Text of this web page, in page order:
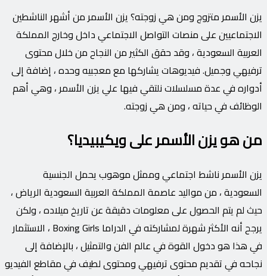
يزن الأسمر متزوج ومن هي زوجته؟ يزن الأسمر من أشهر الناشطين
الاجتماعيين على منصات التواصل الاجتماعي داخل وخارج المملكة
العربية السعودية ، وقد حقق الكثير من النجاح من خلال محتوى
ترفيهي وجميل. فيديوهات يشاركها مع معجبيه وحده ، إضافة إلى
أدواره في عدة مسلسلات نلتقي فيها علي يزن الأسمر ، وهي أهم
الوظائف في حياته ، ومن هي زوجته.
من هو يزن الأسمر على ويكيبيديا؟
يزن الأسمر ناشط اجتماعي وممثل موهوب يحمل الجنسية
السعودية ، من مواليد عاصمة المملكة العربية السعودية الرياض ،
حيث لم يتم الحصول على معلومات دقيقة عن تاريخ ميلاده ، ولكن
يرجح أنه الأكثر شهرة لمشاركته في الدراما Boxing Girls ، الاستثمار
في هذا هو دخول القوة في عالم الفن والتمثيل ، بالإضافة إلى
نجاحه في تقديم محتوى ترفيهي ومحتوى لطيف في مقاطع الفيديو